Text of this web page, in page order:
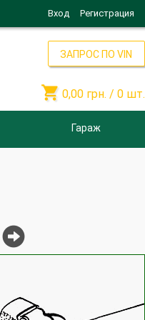
Вход Регистрация
ЗАПРОС ПО VIN
 0,00 грн. / 0 шт.
Гараж